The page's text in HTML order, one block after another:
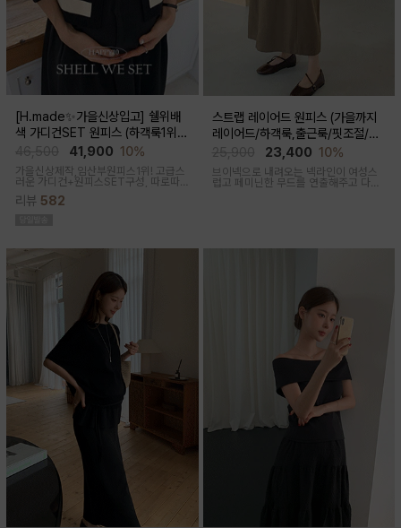
[H.made✨가을신상입고] 쉘위배
색 가디건SET 원피스 (하객룩1위/
고급미/가디건SET/임산부,출산후,
누구나예쁜핏)
41,900 10%
가을신상제작,임산부원피스1위! 고급스
러운 가디건+원피스SET구성, 따로따
리뷰 582
스트랩 레이어드 원피스 (가을까지
레이어드/하객룩,출근룩/핏조절/임
산부,출산후 착용가능)
23,400 10%
브이넥으로 내려오는 넥라인이 여성스
럽고 페미닌한 무드를 연출해주고 다양